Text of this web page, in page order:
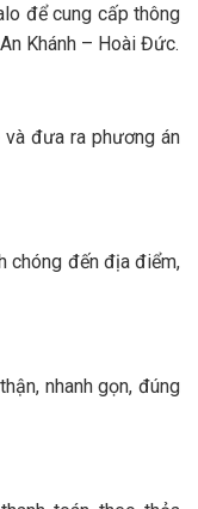
để cung cấp thông
Khánh – Hoài Đức.
và đưa ra phương án
chóng đến địa điểm,
nhanh gọn, đúng